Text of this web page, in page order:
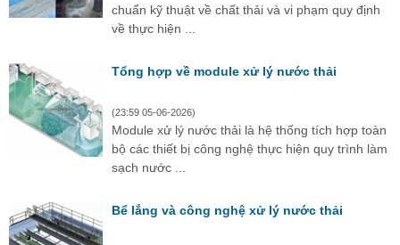
chuẩn kỹ thuật về chất thải và vi phạm quy định
về thực hiện ...
Tổng hợp về module xử lý nước thải
(23:59 05-06-2026)
Module xử lý nước thải là hệ thống tích hợp toàn
bộ các thiết bị công nghệ thực hiện quy trình làm
sạch nước ...
Bể lắng và công nghệ xử lý nước thải